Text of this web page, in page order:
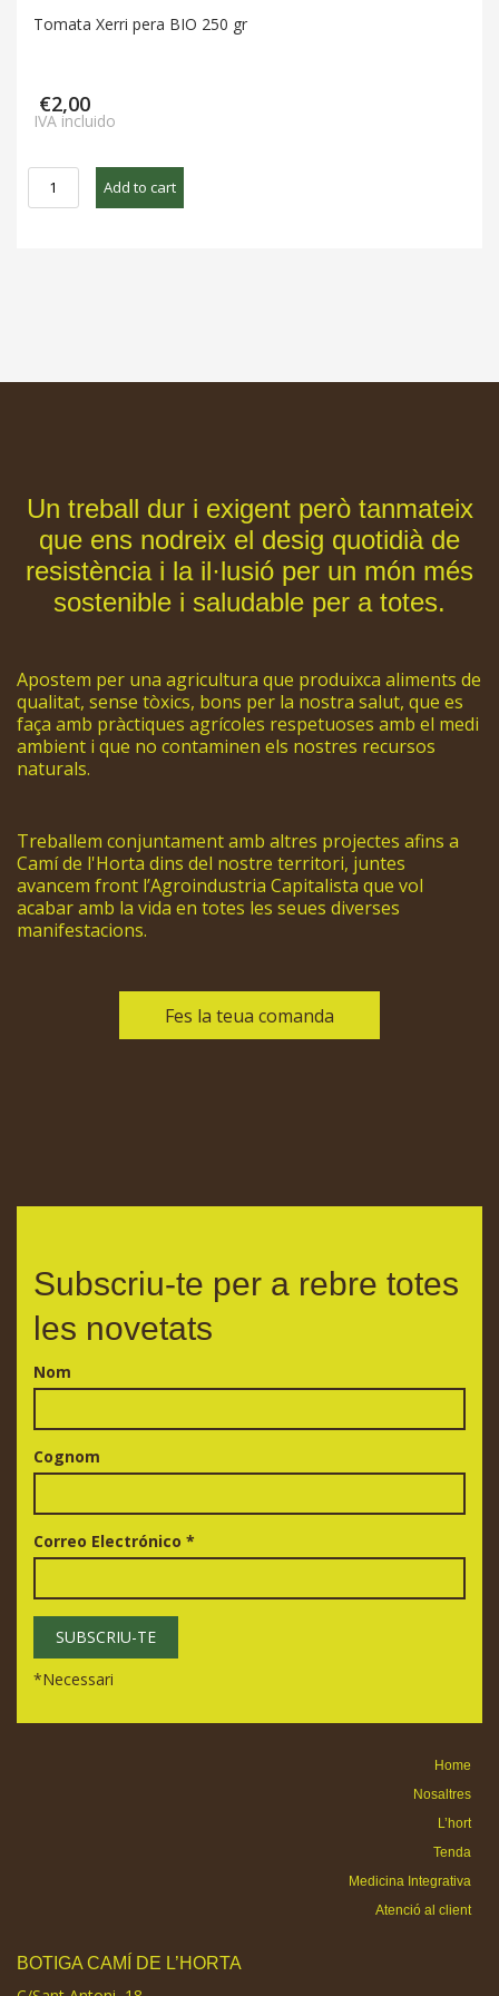
Tomata Xerri pera BIO 250 gr
€2,00
IVA incluido
Tomata
Xerri
Add to cart
Un treball dur i exigent però tanmateix
que ens nodreix el desig quotidià de
resistència i la il·lusió per un món més
sostenible i saludable per a totes.
Apostem per una agricultura que produixca aliments de
qualitat, sense tòxics, bons per la nostra salut, que es
faça amb pràctiques agrícoles respetuoses amb el medi
ambient i que no contaminen els nostres recursos
naturals.
Treballem conjuntament amb altres projectes afins a
Camí de l'Horta dins del nostre territori, juntes
avancem front l’Agroindustria Capitalista que vol
acabar amb la vida en totes les seues diverses
manifestacions.
Fes la teua comanda
Subscriu-te per a rebre totes
les novetats
Nom
Cognom
Correo Electrónico *
*Necessari
Home
Nosaltres
L’hort
Tenda
Medicina Integrativa
Atenció al client
BOTIGA CAMÍ DE L’HORTA